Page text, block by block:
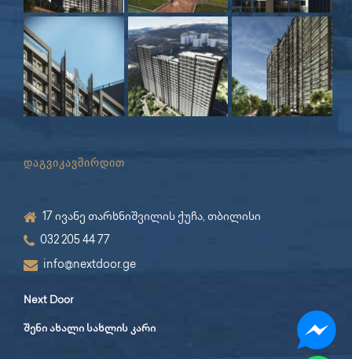
დაგვიკავშირდით
17 ივანე თარხნიშვილის ქუჩა, თბილისი
032 205 44 77
info@nextdoor.ge
Next Door
შენი ახალი სახლის კარი